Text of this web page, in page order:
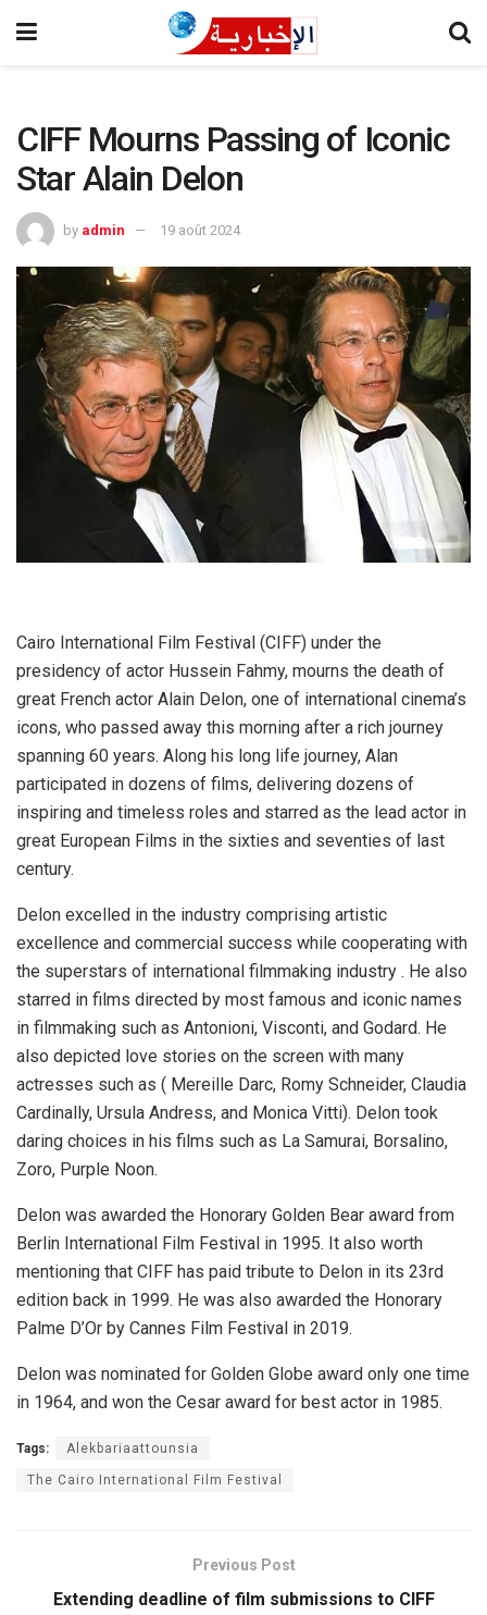
CIFF Mourns Passing of Iconic
Star Alain Delon
by admin 19 août 2024
Cairo International Film Festival (CIFF) under the
presidency of actor Hussein Fahmy, mourns the death of
great French actor Alain Delon, one of international cinema’s
icons, who passed away this morning after a rich journey
spanning 60 years. Along his long life journey, Alan
participated in dozens of films, delivering dozens of
inspiring and timeless roles and starred as the lead actor in
great European Films in the sixties and seventies of last
century.
Delon excelled in the industry comprising artistic
excellence and commercial success while cooperating with
the superstars of international filmmaking industry . He also
starred in films directed by most famous and iconic names
in filmmaking such as Antonioni, Visconti, and Godard. He
also depicted love stories on the screen with many
actresses such as ( Mereille Darc, Romy Schneider, Claudia
Cardinally, Ursula Andress, and Monica Vitti). Delon took
daring choices in his films such as La Samurai, Borsalino,
Zoro, Purple Noon.
Delon was awarded the Honorary Golden Bear award from
Berlin International Film Festival in 1995. It also worth
mentioning that CIFF has paid tribute to Delon in its 23rd
edition back in 1999. He was also awarded the Honorary
Palme D’Or by Cannes Film Festival in 2019.
Delon was nominated for Golden Globe award only one time
in 1964, and won the Cesar award for best actor in 1985.
Tags: Alekbariaattounsia
The Cairo International Film Festival
Previous Post
Extending deadline of film submissions to CIFF